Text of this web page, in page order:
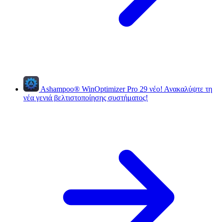
Ashampoo® WinOptimizer Pro 29 νέο! Ανακαλύψτε τη
νέα γενιά βελτιστοποίησης συστήματος!